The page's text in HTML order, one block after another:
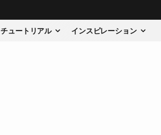
チュートリアル インスピレーション